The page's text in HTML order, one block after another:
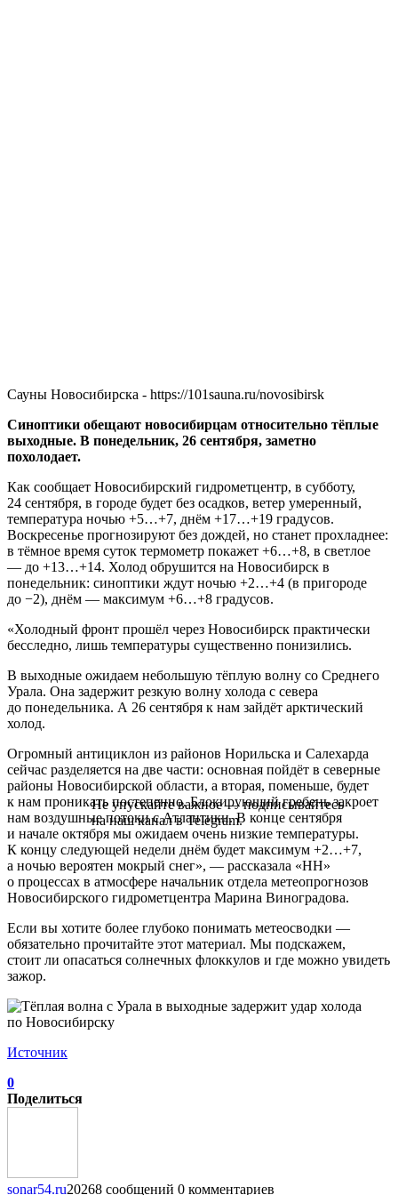
Сауны Новосибирска - https://101sauna.ru/novosibirsk
Синоптики обещают новосибирцам относительно тёплые
выходные. В понедельник, 26 сентября, заметно
похолодает.
Как сообщает Новосибирский гидрометцентр, в субботу,
24 сентября, в городе будет без осадков, ветер умеренный,
температура ночью +5…+7, днём +17…+19 градусов.
Воскресенье прогнозируют без дождей, но станет прохладнее:
в тёмное время суток термометр покажет +6…+8, в светлое
— до +13…+14. Холод обрушится на Новосибирск в
понедельник: синоптики ждут ночью +2…+4 (в пригороде
до −2), днём — максимум +6…+8 градусов.
«Холодный фронт прошёл через Новосибирск практически
бесследно, лишь температуры существенно понизились.
В выходные ожидаем небольшую тёплую волну со Среднего
Урала. Она задержит резкую волну холода с севера
до понедельника. А 26 сентября к нам зайдёт арктический
холод.
Огромный антициклон из районов Норильска и Салехарда
сейчас разделяется на две части: основная пойдёт в северные
районы Новосибирской области, а вторая, поменьше, будет
к нам проникать постепенно. Блокирующий гребень закроет
нам воздушные потоки с Атлантики. В конце сентября
и начале октября мы ожидаем очень низкие температуры.
К концу следующей недели днём будет максимум +2…+7,
а ночью вероятен мокрый снег», — рассказала «НН»
о процессах в атмосфере начальник отдела метеопрогнозов
Новосибирского гидрометцентра Марина Виноградова.
Если вы хотите более глубоко понимать метеосводки —
обязательно прочитайте этот материал. Мы подскажем,
стоит ли опасаться солнечных флоккулов и где можно увидеть
зажор.
Не упускайте важное — подписывайтесь
на наш канал в Telegram.
Источник
0
Поделиться
sonar54.ru20268 сообщений 0 комментариев